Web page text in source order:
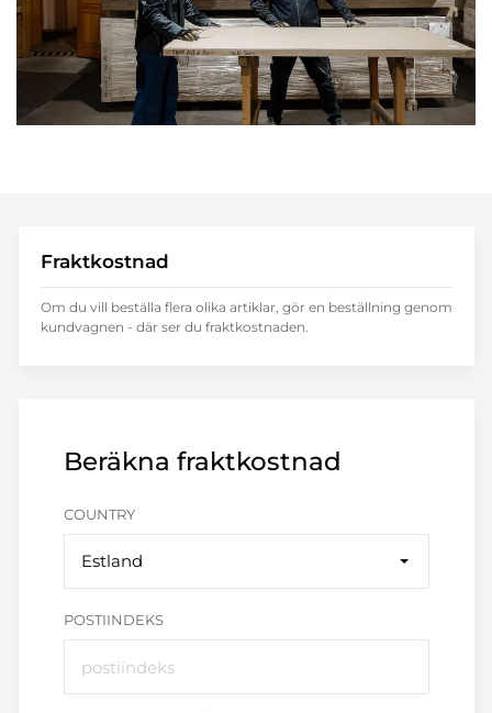
Beräkna fraktkostnad
COUNTRY
Estland
POSTIINDEKS
Fraktkostnad
Om du vill beställa flera olika artiklar, gör en beställning genom
kundvagnen - där ser du fraktkostnaden.